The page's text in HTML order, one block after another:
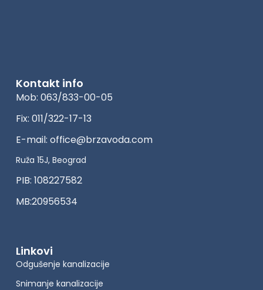
Kontakt info
Mob: 063/833-00-05
Fix: 011/322-17-13
E-mail: office@brzavoda.com
Ruža 15J, Beograd
PIB: 108227582
MB:20956534
Linkovi
Odgušenje kanalizacije
Snimanje kanalizacije